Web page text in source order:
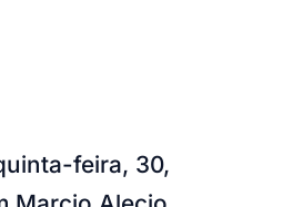
feira, 30,